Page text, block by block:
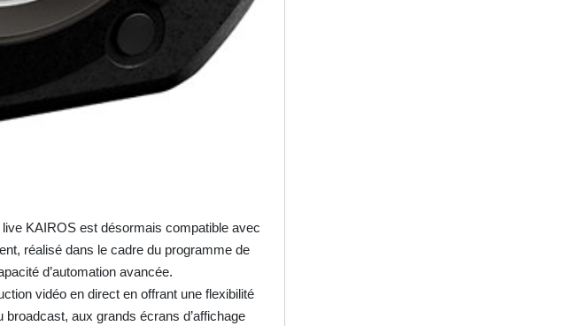
KAIROS est désormais compatible avec
réalisé dans le cadre du programme de
d’automation avancée.
vidéo en direct en offrant une flexibilité
aux grands écrans d’affichage